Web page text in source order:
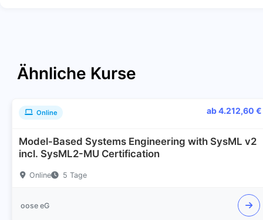
Ähnliche Kurse
Online ab 4.212,60 €
Model-Based Systems Engineering with SysML v2
incl. SysML2-MU Certification
Online 5 Tage
oose eG